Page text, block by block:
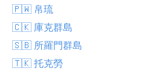
🇵🇼 帛琉
🇨🇰 庫克群島
🇸🇧 所羅門群島
🇹🇰 托克勞